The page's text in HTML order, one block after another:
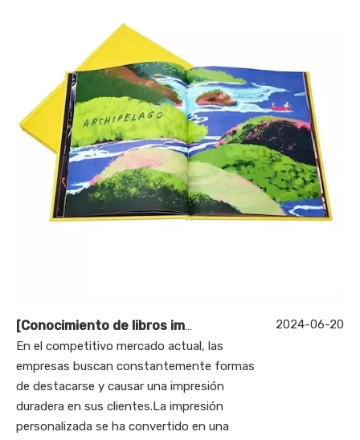
[Conocimiento de libros impresos ¿Cuáles son los
En el competitivo mercado actual, las
empresas buscan constantemente formas
de destacarse y causar una impresión
duradera en sus clientes.La impresión
personalizada se ha convertido en una
2024-06-20